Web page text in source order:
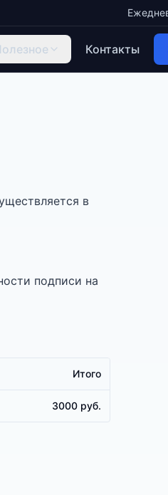
Контакты
в
подписи на
Итого
3000 руб.